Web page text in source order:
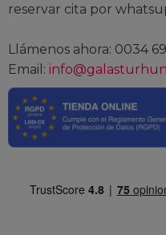
reservar cita por
Llámenos ahora: 0034
Email: